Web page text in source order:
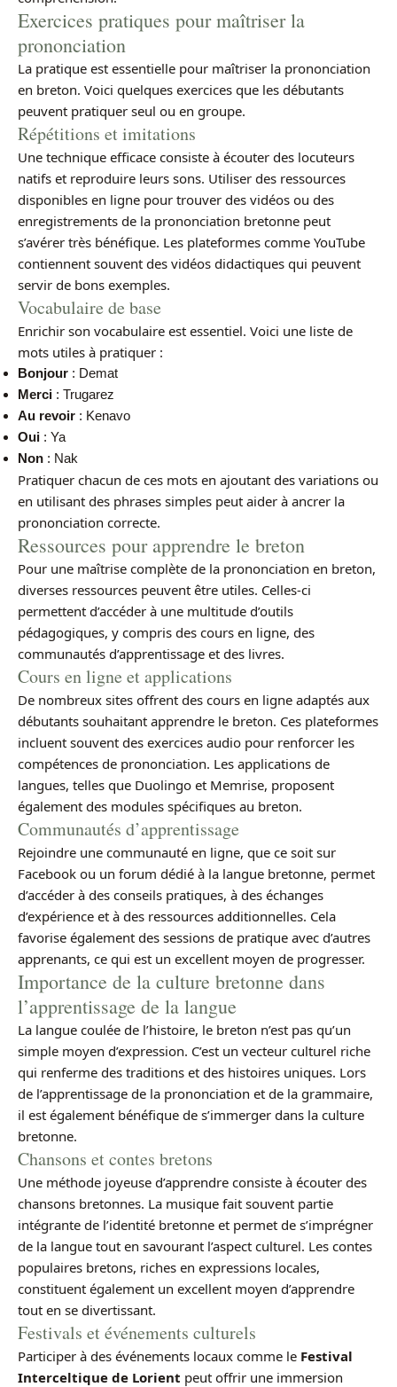
Exercices pratiques pour maîtriser la
prononciation
La pratique est essentielle pour maîtriser la prononciation
en breton. Voici quelques exercices que les débutants
peuvent pratiquer seul ou en groupe.
Répétitions et imitations
Une technique efficace consiste à écouter des locuteurs
natifs et reproduire leurs sons. Utiliser des ressources
disponibles en ligne pour trouver des vidéos ou des
enregistrements de la prononciation bretonne peut
s’avérer très bénéfique. Les plateformes comme YouTube
contiennent souvent des vidéos didactiques qui peuvent
servir de bons exemples.
Vocabulaire de base
Enrichir son vocabulaire est essentiel. Voici une liste de
mots utiles à pratiquer :
Bonjour : Demat
Merci : Trugarez
Au revoir : Kenavo
Oui : Ya
Non : Nak
Pratiquer chacun de ces mots en ajoutant des variations ou
en utilisant des phrases simples peut aider à ancrer la
prononciation correcte.
Ressources pour apprendre le breton
Pour une maîtrise complète de la prononciation en breton,
diverses ressources peuvent être utiles. Celles-ci
permettent d’accéder à une multitude d’outils
pédagogiques, y compris des cours en ligne, des
communautés d’apprentissage et des livres.
Cours en ligne et applications
De nombreux sites offrent des cours en ligne adaptés aux
débutants souhaitant apprendre le breton. Ces plateformes
incluent souvent des exercices audio pour renforcer les
compétences de prononciation. Les applications de
langues, telles que Duolingo et Memrise, proposent
également des modules spécifiques au breton.
Communautés d’apprentissage
Rejoindre une communauté en ligne, que ce soit sur
Facebook ou un forum dédié à la langue bretonne, permet
d’accéder à des conseils pratiques, à des échanges
d’expérience et à des ressources additionnelles. Cela
favorise également des sessions de pratique avec d’autres
apprenants, ce qui est un excellent moyen de progresser.
Importance de la culture bretonne dans
l’apprentissage de la langue
La langue coulée de l’histoire, le breton n’est pas qu’un
simple moyen d’expression. C’est un vecteur culturel riche
qui renferme des traditions et des histoires uniques. Lors
de l’apprentissage de la prononciation et de la grammaire,
il est également bénéfique de s’immerger dans la culture
bretonne.
Chansons et contes bretons
Une méthode joyeuse d’apprendre consiste à écouter des
chansons bretonnes. La musique fait souvent partie
intégrante de l’identité bretonne et permet de s’imprégner
de la langue tout en savourant l’aspect culturel. Les contes
populaires bretons, riches en expressions locales,
constituent également un excellent moyen d’apprendre
tout en se divertissant.
Festivals et événements culturels
Participer à des événements locaux comme le Festival
Interceltique de Lorient peut offrir une immersion